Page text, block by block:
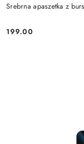
Srebrna apaszetka z
Cena:
199.00